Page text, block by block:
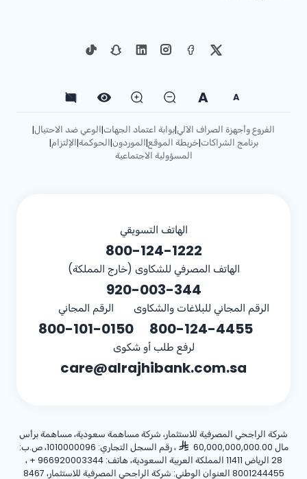
A
A
الفروع وأجهزة الصراف الآلي|بوابة اعتماد الجهات|الوعي ضد الاحتيال|
برنامج الشراكات|خريطة الموقع|الموردون|الحوكمة|الإلتزام|
المسؤولية الاجتماعية
الهاتف التسويقي
800-124-1222
الهاتف المصرفي للشكاوى (خارج المملكة)
920-003-344
الرقم المجاني للبلاغات والشكاوى
800-124-4455
الرقم المجاني
800-101-0150
لرفع طلب أو شكوى
care@alrajhibank.com.sa
شركة الراجحي المصرفية للاستثمار، شركة مساهمة سعودية، مساهمة برأس
مال 60,000,000,000.00
، رقم السجل التجاري: 1010000096، ص.ب:
28 الرياض 11411 المملكة العربية السعودية، هاتف:
+ 966920003344 ،
8001244455 العنوان الوطني: شركة الراجحي المصرفية للاستثمار، 8467